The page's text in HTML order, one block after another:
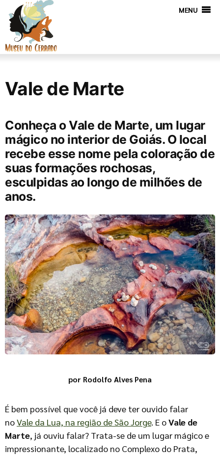
MENU
Vale de Marte
Conheça o Vale de Marte, um lugar
mágico no interior de Goiás. O local
recebe esse nome pela coloração de
suas formações rochosas,
esculpidas ao longo de milhões de
anos.
por Rodolfo Alves Pena
É bem possível que você já deve ter ouvido falar
noVale da Lua, na região de São Jorge. E oVale de
Marte, já ouviu falar? Trata-se de um lugar mágico e
impressionante, localizado no Complexo do Prata,